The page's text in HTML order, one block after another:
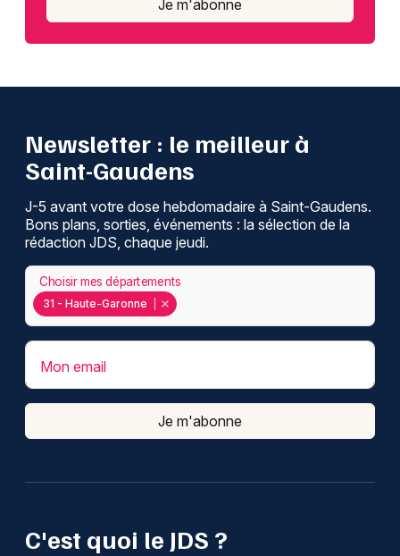
Je m'abonne
C'est quoi le JDS ?
Newsletter : le meilleur à
Saint-Gaudens
J-5 avant votre dose hebdomadaire à Saint-Gaudens.
Bons plans, sorties, événements : la sélection de la
rédaction JDS, chaque jeudi.
31 - Haute-Garonne
Choisir mes départements
Mon email
Je m'abonne